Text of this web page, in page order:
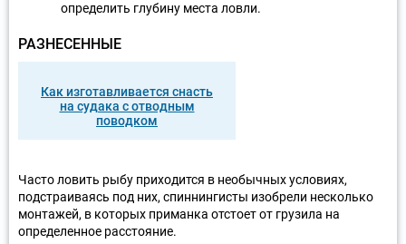
определить глубину места ловли.
РАЗНЕСЕННЫЕ
Как изготавливается снасть
на судака с отводным
поводком
Часто ловить рыбу приходится в необычных условиях,
подстраиваясь под них, спиннингисты изобрели несколько
монтажей, в которых приманка отстоет от грузила на
определенное расстояние.